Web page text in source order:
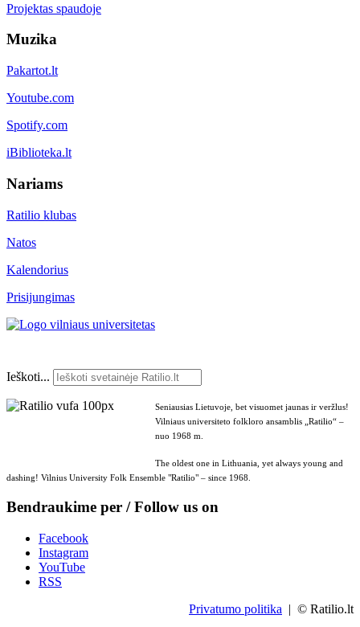
Projektas spaudoje
Muzika
Pakartot.lt
Youtube.com
Spotify.com
iBiblioteka.lt
Nariams
Ratilio klubas
Natos
Kalendorius
Prisijungimas
Ieškoti...
Seniausias Lietuvoje, bet visuomet jaunas ir veržlus!
Vilniaus universiteto folkloro ansamblis „Ratilio“ –
nuo 1968 m.
The oldest one in Lithuania, yet always young and
dashing! Vilnius University Folk Ensemble "Ratilio" – since 1968.
Bendraukime per / Follow us on
Facebook
Instagram
YouTube
RSS
Privatumo politika | © Ratilio.lt